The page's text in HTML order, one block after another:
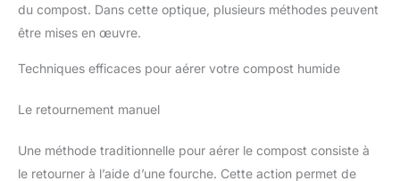
du compost. Dans cette optique, plusieurs méthodes peuvent
être mises en œuvre.
Techniques efficaces pour aérer votre compost humide
Le retournement manuel
Une méthode traditionnelle pour aérer le compost consiste à
le retourner à l’aide d’une fourche. Cette action permet de